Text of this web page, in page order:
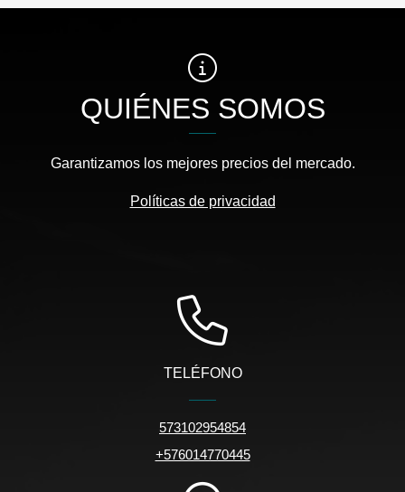
QUIÉNES SOMOS
Garantizamos los mejores precios del mercado.
Políticas de privacidad
TELÉFONO
573102954854
+576014770445